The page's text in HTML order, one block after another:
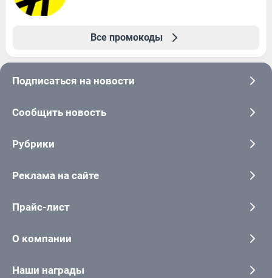
Все промокоды
Подписаться на новости
Сообщить новость
Рубрики
Реклама на сайте
Прайс-лист
О компании
Наши награды